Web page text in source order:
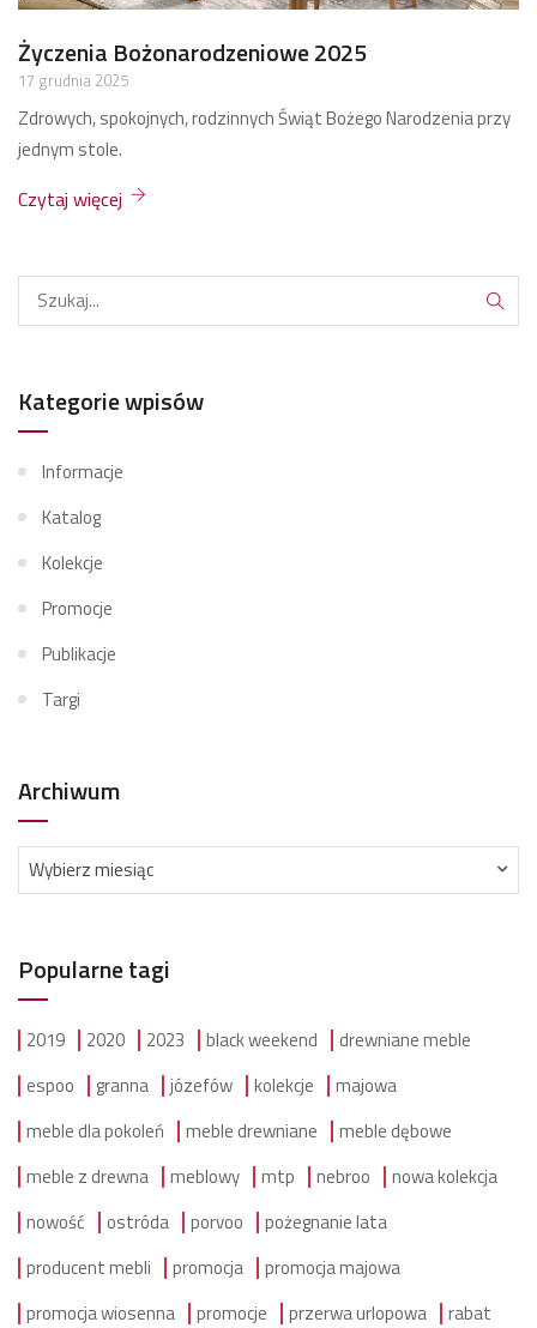
Życzenia Bożonarodzeniowe 2025
17 grudnia 2025
Zdrowych, spokojnych, rodzinnych Świąt Bożego Narodzenia przy
jednym stole.
Czytaj więcej
Kategorie wpisów
Informacje
Katalog
Kolekcje
Promocje
Publikacje
Targi
Archiwum
Archiwum
Wybierz miesiąc
Popularne tagi
2019 2020 2023 black weekend
drewniane meble
espoo
granna józefów kolekcje
majowa
meble dla pokoleń
meble drewniane
meble dębowe
meble z drewna
meblowy mtp nebroo
nowa kolekcja
nowość
ostróda porvoo
pożegnanie lata
producent mebli
promocja
promocja majowa
promocja wiosenna
promocje przerwa urlopowa
rabat